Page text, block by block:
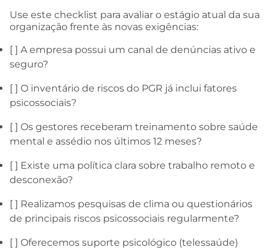
Use este checklist para avaliar o estágio atual da sua
organização frente às novas exigências:
[ ] A empresa possui um canal de denúncias ativo e
seguro?
[ ] O inventário de riscos do PGR já inclui fatores
psicossociais?
[ ] Os gestores receberam treinamento sobre saúde
mental e assédio nos últimos 12 meses?
[ ] Existe uma política clara sobre trabalho remoto e
desconexão?
[ ] Realizamos pesquisas de clima ou questionários
de principais riscos psicossociais regularmente?
[ ] Oferecemos suporte psicológico (telessaúde)